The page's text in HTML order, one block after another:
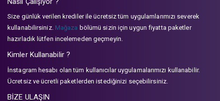
Size günlük verilen krediler ile ücretsiz tüm uygulamlarımızı severek
kullanabilirsiniz. Mağaza bölümü sizin için uygun fiyatta paketler
hazırladık lütfen incelemeden geçmeyin.
Kimler Kullanabilir ?
İnstagram hesabı olan tüm kullanıcılar uygulamalarımızı kullanabilir.
Ücretsiz ve ücretli paketlerden istediğinizi seçebilirsiniz.
BİZE ULAŞIN